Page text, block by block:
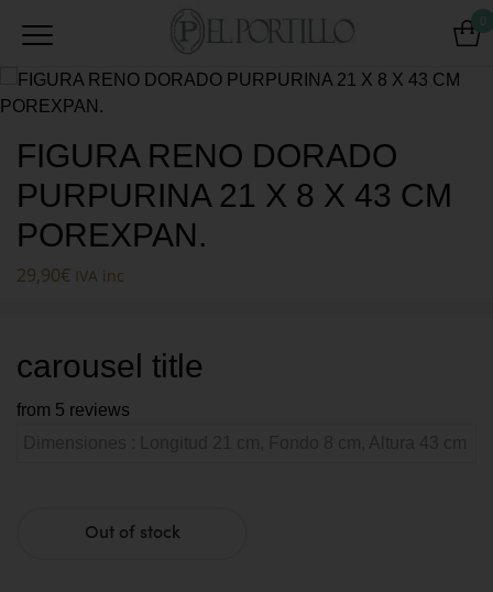
FIGURA RENO DORADO
PURPURINA 21 X 8 X 43 CM
POREXPAN.
29,90€ IVA inc
carousel title
from 5 reviews
Out of stock